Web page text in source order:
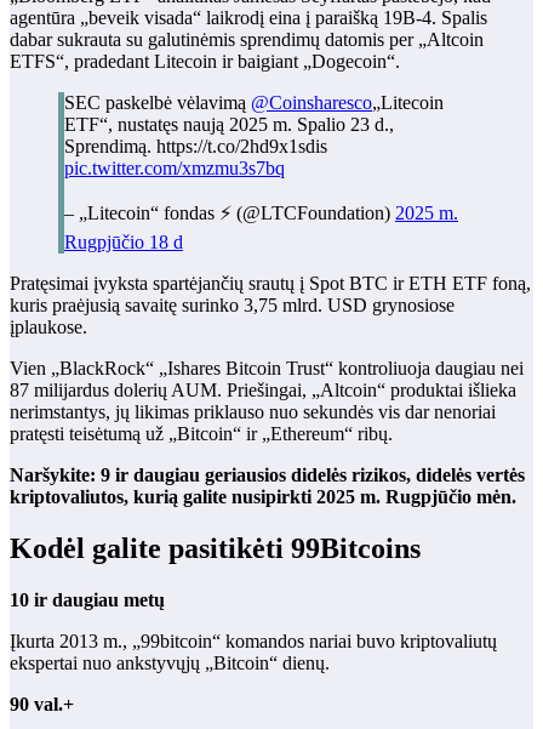
agentūra „beveik visada“ laikrodį eina į paraišką 19B-4. Spalis
dabar sukrauta su galutinėmis sprendimų datomis per „Altcoin
ETFS“, pradedant Litecoin ir baigiant „Dogecoin“.
SEC paskelbė vėlavimą @Coinsharesco„Litecoin
ETF“, nustatęs naują 2025 m. Spalio 23 d.,
Sprendimą. https://t.co/2hd9x1sdis
pic.twitter.com/xmzmu3s7bq
– „Litecoin“ fondas ⚡️ (@LTCFoundation) 2025 m.
Rugpjūčio 18 d
Pratęsimai įvyksta spartėjančių srautų į Spot BTC ir ETH ETF foną,
kuris praėjusią savaitę surinko 3,75 mlrd. USD grynosiose
įplaukose.
Vien „BlackRock“ „Ishares Bitcoin Trust“ kontroliuoja daugiau nei
87 milijardus dolerių AUM. Priešingai, „Altcoin“ produktai išlieka
nerimstantys, jų likimas priklauso nuo sekundės vis dar nenoriai
pratęsti teisėtumą už „Bitcoin“ ir „Ethereum“ ribų.
Naršykite: 9 ir daugiau geriausios didelės rizikos, didelės vertės
kriptovaliutos, kurią galite nusipirkti 2025 m. Rugpjūčio mėn.
Kodėl galite pasitikėti 99Bitcoins
10 ir daugiau metų
Įkurta 2013 m., „99bitcoin“ komandos nariai buvo kriptovaliutų
ekspertai nuo ankstyvųjų „Bitcoin“ dienų.
90 val.+